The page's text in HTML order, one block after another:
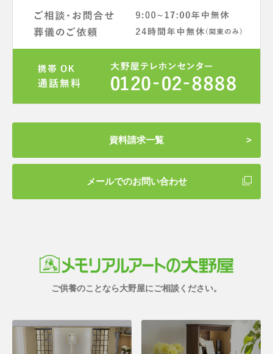
資料請求一覧
メールでのお問い合わせ
ご供養のことなら大野屋にご相談ください。